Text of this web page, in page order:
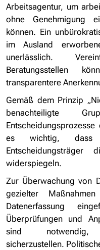
Arbeitsagentur, um
ohne Genehmigung
können. Ein
im Ausland
unerlässlich.
Beratungsstellen
transparentere
Gemäß dem Prinzip
benachteiligte
es wichtig, dass
widerspiegeln.
Zur Überwachung von
gezielter
Datenerfassung
Überprüfungen und
sind
sicherzustellen.